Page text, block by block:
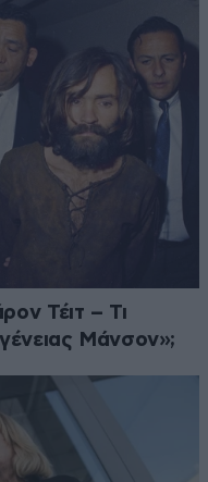
Τέιτ – Τι
Μάνσον»;